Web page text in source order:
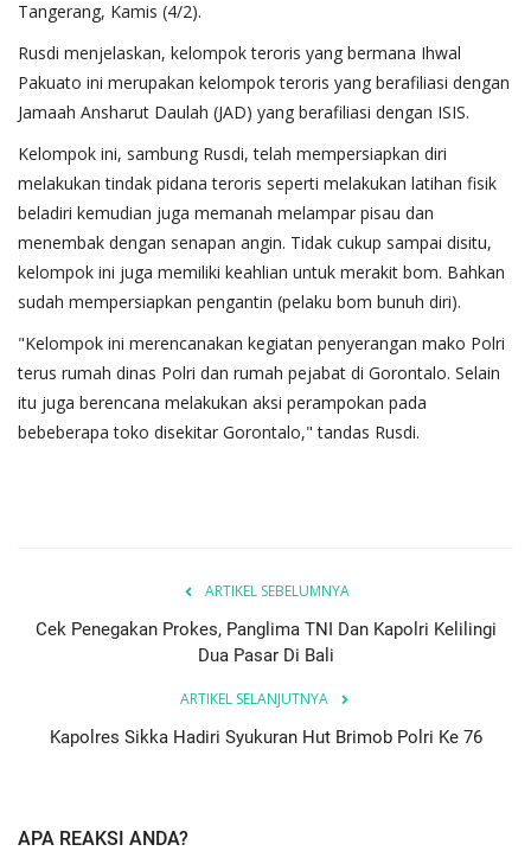
Tangerang, Kamis (4/2).
Rusdi menjelaskan, kelompok teroris yang bermana Ihwal
Pakuato ini merupakan kelompok teroris yang berafiliasi dengan
Jamaah Ansharut Daulah (JAD) yang berafiliasi dengan ISIS.
Kelompok ini, sambung Rusdi, telah mempersiapkan diri
melakukan tindak pidana teroris seperti melakukan latihan fisik
beladiri kemudian juga memanah melampar pisau dan
menembak dengan senapan angin. Tidak cukup sampai disitu,
kelompok ini juga memiliki keahlian untuk merakit bom. Bahkan
sudah mempersiapkan pengantin (pelaku bom bunuh diri).
"Kelompok ini merencanakan kegiatan penyerangan mako Polri
terus rumah dinas Polri dan rumah pejabat di Gorontalo. Selain
itu juga berencana melakukan aksi perampokan pada
bebeberapa toko disekitar Gorontalo," tandas Rusdi.
ARTIKEL SEBELUMNYA
Cek Penegakan Prokes, Panglima TNI Dan Kapolri Kelilingi
Dua Pasar Di Bali
ARTIKEL SELANJUTNYA
Kapolres Sikka Hadiri Syukuran Hut Brimob Polri Ke 76
APA REAKSI ANDA?